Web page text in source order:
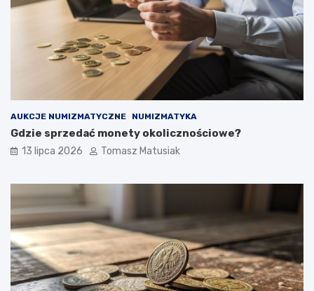
AUKCJE NUMIZMATYCZNE NUMIZMATYKA
Gdzie sprzedać monety okolicznościowe?
13 lipca 2026 Tomasz Matusiak